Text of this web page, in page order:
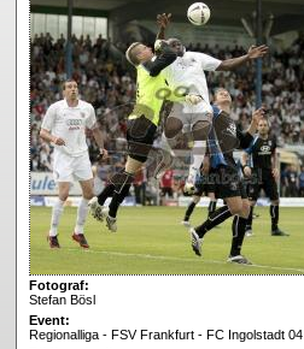
Fotograf:
Stefan Bösl
Event:
Regionalliga - FSV Frankfurt - FC Ingolstadt 04